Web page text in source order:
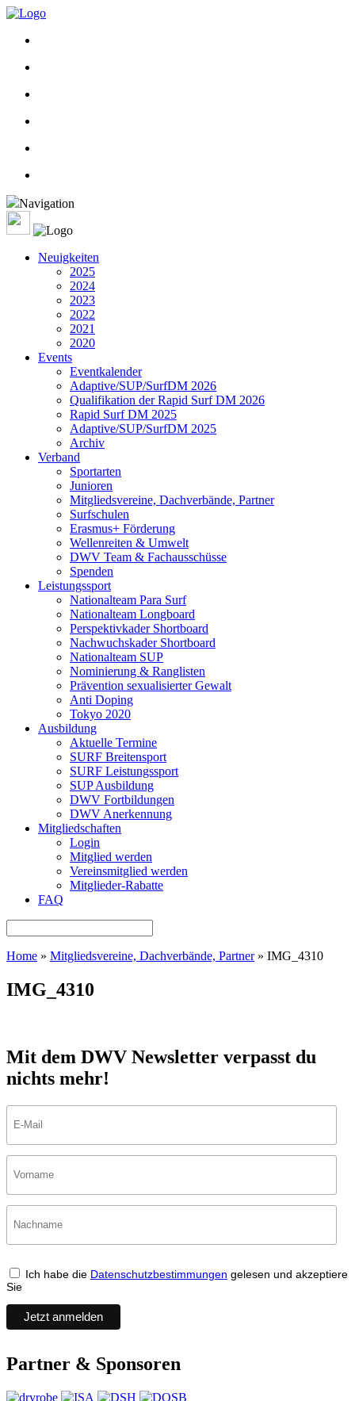
Navigation
Neuigkeiten
2025
2024
2023
2022
2021
2020
Events
Eventkalender
Adaptive/SUP/SurfDM 2026
Qualifikation der Rapid Surf DM 2026
Rapid Surf DM 2025
Adaptive/SUP/SurfDM 2025
Archiv
Verband
Sportarten
Junioren
Mitgliedsvereine, Dachverbände, Partner
Surfschulen
Erasmus+ Förderung
Wellenreiten & Umwelt
DWV Team & Fachausschüsse
Spenden
Leistungssport
Nationalteam Para Surf
Nationalteam Longboard
Perspektivkader Shortboard
Nachwuchskader Shortboard
Nationalteam SUP
Nominierung & Ranglisten
Prävention sexualisierter Gewalt
Anti Doping
Tokyo 2020
Ausbildung
Aktuelle Termine
SURF Breitensport
SURF Leistungssport
SUP Ausbildung
DWV Fortbildungen
DWV Anerkennung
Mitgliedschaften
Login
Mitglied werden
Vereinsmitglied werden
Mitglieder-Rabatte
FAQ
Home » Mitgliedsvereine, Dachverbände, Partner» IMG_4310
IMG_4310
Mit dem DWV Newsletter verpasst du
nichts mehr!
Ich habe die Datenschutzbestimmungen gelesen und akzeptiere
Sie
Partner & Sponsoren